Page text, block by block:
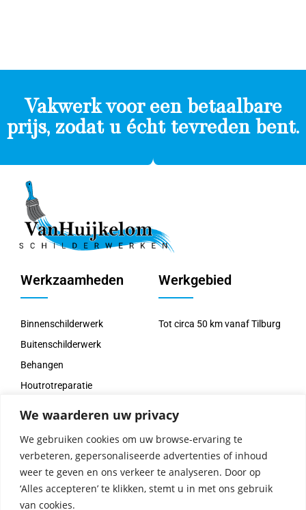
We waarderen uw privacy
We gebruiken cookies om uw browse-ervaring te
verbeteren, gepersonaliseerde advertenties of inhoud
weer te geven en ons verkeer te analyseren. Door op
‘Alles accepteren’ te klikken, stemt u in met ons gebruik
van cookies.
Vakwerk voor een betaalbare
prijs, zodat u écht tevreden bent.
Werkzaamheden
Binnenschilderwerk
Buitenschilderwerk
Behangen
Houtrotreparatie
Werkgebied
Tot circa 50 km vanaf Tilburg
Contactgegevens
Van Huijkelom Schilderwerken